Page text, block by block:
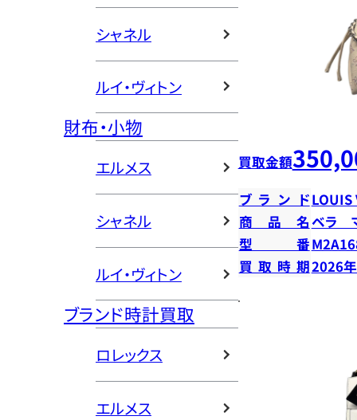
シャネル
ルイ・ヴィトン
財布・小物
エルメス
シャネル
ルイ・ヴィトン
ブランド時計買取
ロレックス
エルメス
買取金額
ブランドLOUIS
商品名ベラ
型番
買取時期2026